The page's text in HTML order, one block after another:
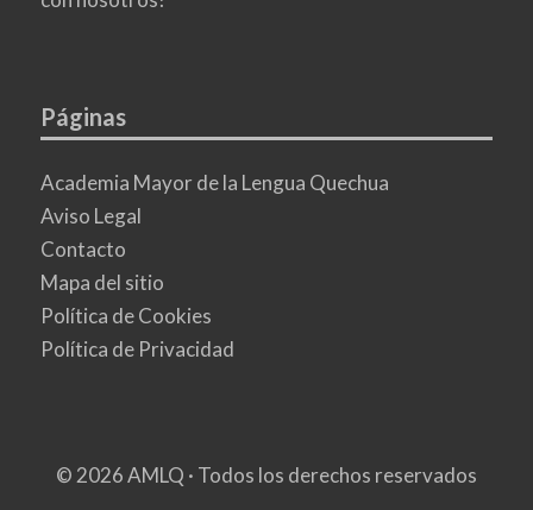
Páginas
Academia Mayor de la Lengua Quechua
Aviso Legal
Contacto
Mapa del sitio
Política de Cookies
Política de Privacidad
© 2026 AMLQ · Todos los derechos reservados